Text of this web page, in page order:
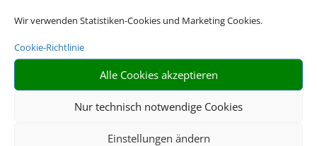
Wir verwenden Statistiken-Cookies und Marketing Cookies.
Cookie-Richtlinie
Alle Cookies akzeptieren
Nur technisch notwendige Cookies
Einstellungen ändern
ab1.289 €